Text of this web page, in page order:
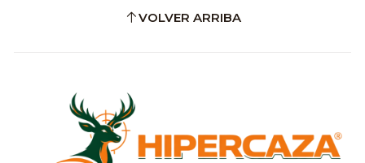
VOLVER ARRIBA